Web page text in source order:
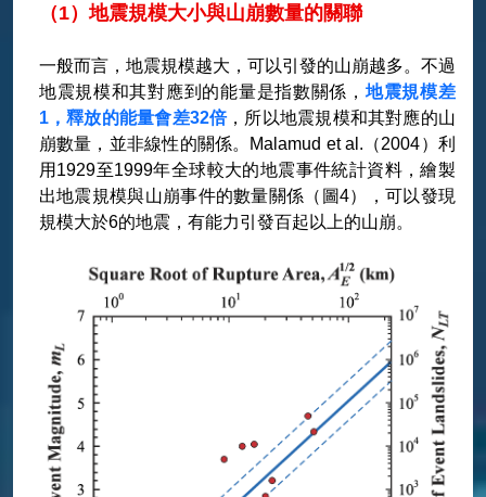
（1）地震規模大小與山崩數量的關聯
一般而言，地震規模越大，可以引發的山崩越多。不過
地震規模和其對應到的能量是指數關係， 地震規模差
1，釋放的能量會差32倍，所以地震規模和其對應的山
崩數量，並非線性的關係。Malamud et al.（2004）利
用1929至1999年全球較大的地震事件統計資料，繪製
出地震規模與山崩事件的數量關係（圖4），可以發現
規模大於6的地震，有能力引發百起以上的山崩。